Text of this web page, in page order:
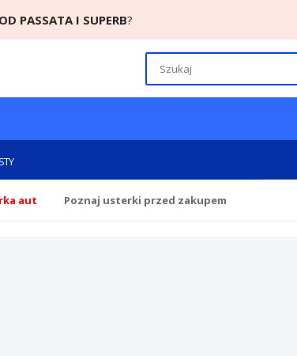
PASSATA I SUPERB?
aut Poznaj usterki przed zakupem